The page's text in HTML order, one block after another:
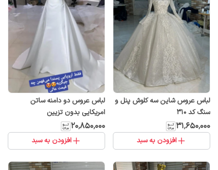
لباس عروس شاین سه کلوش پنل و
سنگ کد ۳۱۰
۳۱٬۶۵۰٬۰۰۰
افزودن به سبد
لباس عروس دو دامنه ساتن
امریکایی بدون تزیین
۲۰٬۸۵۰٬۰۰۰
افزودن به سبد